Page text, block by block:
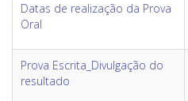
Datas de realização da Prova
Oral
Prova Escrita_Divulgação do
resultado